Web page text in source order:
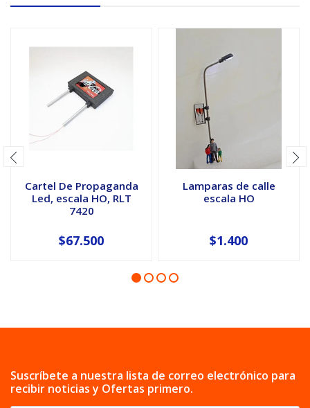
Cartel De Propaganda
Led, escala HO, RLT
7420
$67.500
Lamparas de calle
escala HO
$1.400
Suscríbete a nuestra lista de correo electrónico para
recibir noticias y Ofertas primero.